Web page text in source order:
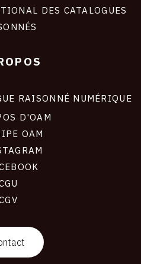
DES CATALOGUES
RAISONNÉ NUMÉRIQUE
D'OAM
OAM